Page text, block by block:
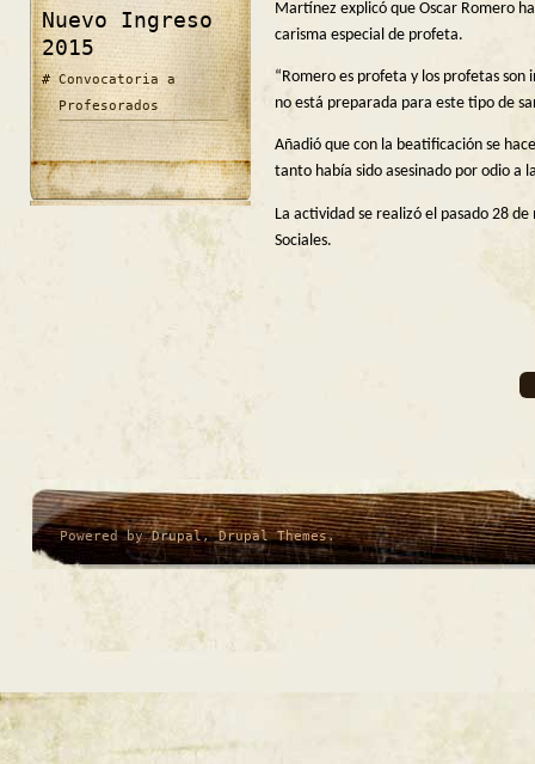
Nuevo Ingreso
2015
Convocatoria a
Profesorados
Martínez explicó que Oscar Romero
carisma especial de profeta.
“Romero es profeta y los profetas
no está preparada para este tipo de
Añadió que con la beatificación se
tanto había sido asesinado por odio a
La actividad se realizó el pasado 28
Sociales.
Powered byDrupal,Drupal Themes.